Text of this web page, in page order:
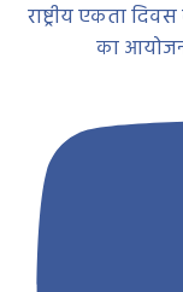
राष्ट्रीय एकता
का